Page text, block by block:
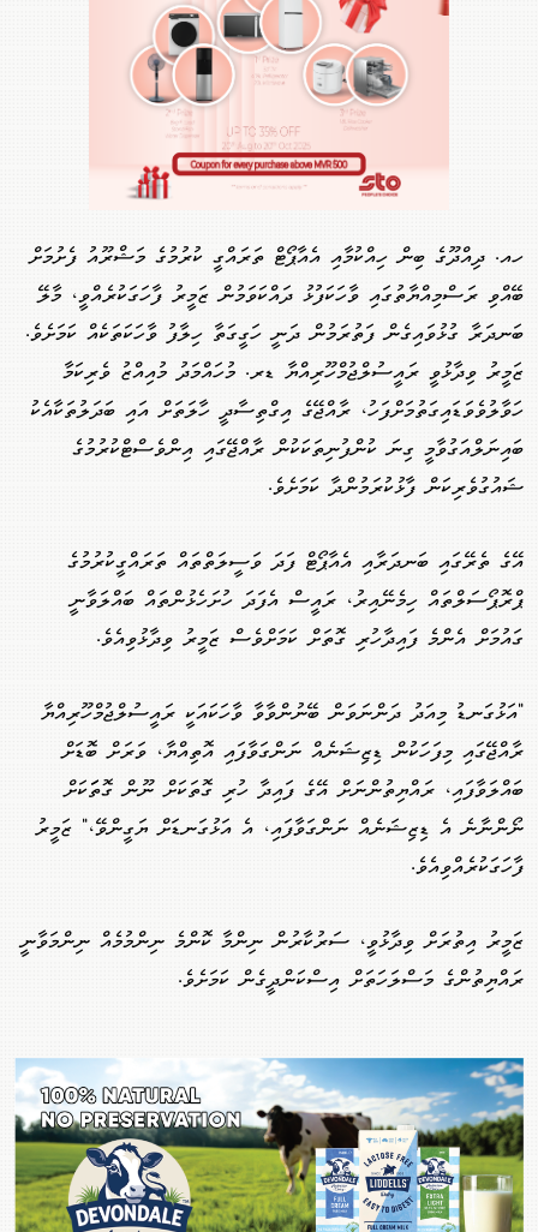
ހއ. ދިއްދޫގެ ބިން ހިއްކުމާއި އެއާޕޯޓް ތަރައްގީ ކުރުމުގެ މަޝްރޫއު ފެށުމަށް
ބޭއްވި ރަސްމިއްޔާތުގައި ވާހަކަފުޅު ދައްކަވަމުން ޒަމީރު ފާހަގަކުރެއްވީ، މާލޭ
ބަނދަރާ ގުޅުވައިގެން ފަތުރަމުން ދަނީ ހަގީގަތާ ހިލާފު ވާހަކަތަކެއް ކަމަށެވެ.
ޒަމީރު ވިދާޅުވީ ރައީސުލްޖުމްހޫރިއްޔާ ޑރ. މުހައްމަދު މުއިއްޒު ވެރިކަމާ
ހަވާލުވެވަޑައިގަތުމަށްފަހު، ރާއްޖޭގެ އިގްތިސާދީ ހާލަތަށް އައި ބަދަލުތަކާއެކު
ބައިނަލްއަގުވާމީ ގިނަ ކުންފުނިތަކަކުން ރާއްޖޭގައި އިންވެސްޓްކުރުމުގެ
ޝައުގުވެރިކަން ފާޅުކުރަމުންދާ ކަމަށެވެ.
އޭގެ ތެރޭގައި ބަނދަރާއި އެއާޕޯޓް ފަދަ ވަސީލަތްތައް ތަރައްގީކުރުމުގެ
ޕްރޮޕޯސަލްތައް ހިމެނޭއިރު، ރައީސް އެފަދަ ހުށަހެޅުންތައް ބައްލަވާނީ
ގައުމަށް އެންމެ ފައިދާހުރި ގޮތަށް ކަމަށްވެސް ޒަމީރު ވިދާޅުވިއެވެ.
"އަޅުގަނޑު މިއަދު ދަންނަވަން ބޭނުންވާވާ ވާހަކައަކީ ރައީސުލްޖުމްހޫރިއްޔާ
ރާއްޖޭގައި މިފަހަކުން ޑިޒިޝަނެއް ނަންގަވާފައި އޮތިއްޔާ، ވަރަށް ބޮޑަށް
ބައްލަވާފައި، ރައްޔިތުންނަށް އޭގެ ފައިދާ ހުރި ގޮތަކަށް ނޫން ގޮތަަކަށް
ނޯންނާނެ އެ ޑިޒިޝަނެއް ނަންގަވާފައި، އެ އަޅުގަނޑަށް ޔަގީންވޭ،" ޒަމީރު
ފާހަގަކުރެއްވިއެވެ.
ޒަމީރު އިތުރަށް ވިދާޅުވީ، ސަރުކާރުން ނިންމާ ކޮންމެ ނިންމުމެއް ނިންމަވާނީ
ރައްޔިތުންގެ މަސްލަހަތަށް އިސްކަންދީގެން ކަމަށެވެ.